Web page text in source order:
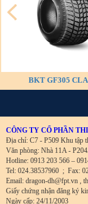
BKT GF305
CÔNG TY CỔ PHẦN
Địa chỉ: C7 - P509 Khu tập
Văn phòng: Nhà 11A -
Hotline: 0913 203 566 –
Tel: 024.38537960 ; Fax:
Email: dragon-dh@fpt.vn ,
Giấy chứng nhận đăng ký
Ngày cấp: 24/11/2003